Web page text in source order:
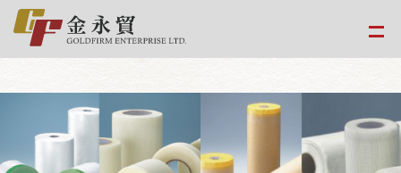
google-site-
verification=EvPoimA01gXxwXCpdefUUxzfHUTmBpMCMS46hwWJ2Xo